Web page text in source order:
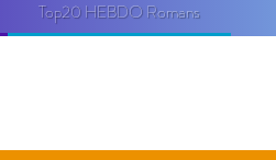
Top20 HEBDO Romans